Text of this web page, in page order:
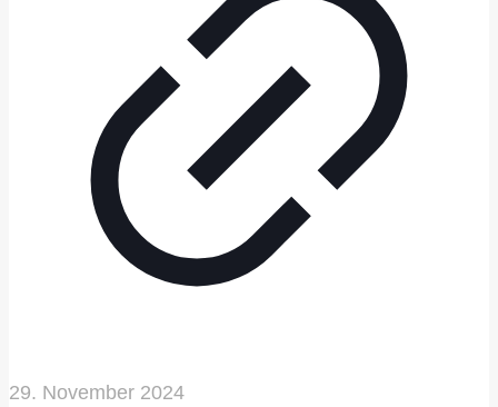
29. November 2024